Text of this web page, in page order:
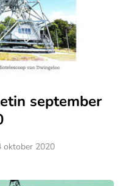
september
oktober 2020